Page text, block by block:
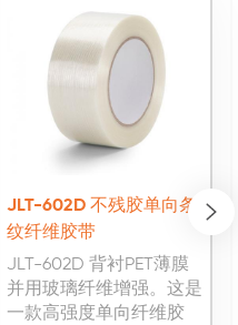
JLT-602D 不残胶单向条
纹纤维胶带
JLT-602D 背衬PET薄膜
并用玻璃纤维增强。这是
一款高强度单向纤维胶